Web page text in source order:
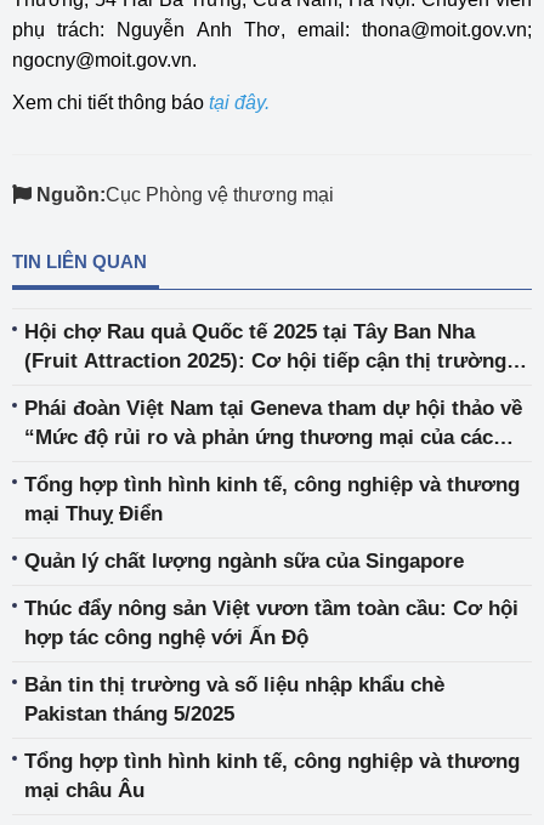
phụ trách: Nguyễn Anh Thơ, email: thona@moit.gov.vn;
ngocny@moit.gov.vn.
Xem chi tiết thông báo tại đây.
Nguồn:Cục Phòng vệ thương mại
TIN LIÊN QUAN
Hội chợ Rau quả Quốc tế 2025 tại Tây Ban Nha
(Fruit Attraction 2025): Cơ hội tiếp cận thị trường
Phái đoàn Việt Nam tại Geneva tham dự hội thảo về
“Mức độ rủi ro và phản ứng thương mại của các
Gallen tổ chức
Tổng hợp tình hình kinh tế, công nghiệp và thương
mại Thuỵ Điển
Quản lý chất lượng ngành sữa của Singapore
Thúc đẩy nông sản Việt vươn tầm toàn cầu: Cơ hội
hợp tác công nghệ với Ấn Độ
Bản tin thị trường và số liệu nhập khẩu chè
Pakistan tháng 5/2025
Tổng hợp tình hình kinh tế, công nghiệp và thương
mại châu Âu